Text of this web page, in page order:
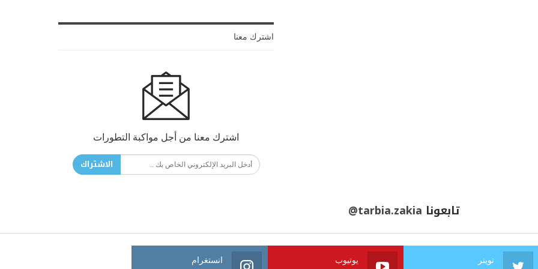
اشترك معنا
اشترك معنا من أجل مواكبة التطورات
الاشتراك
تابعونا @tarbia.zakia
تويتر يوتيوب انستغرام